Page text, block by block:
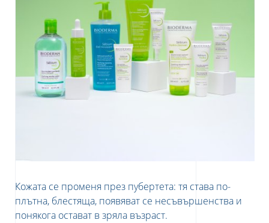
Кожата се променя през пубертета: тя става по-
плътна, блестяща, появяват се несъвършенства и
понякога остават в зряла възраст.